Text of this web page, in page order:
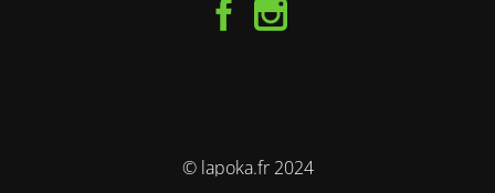
© lapoka.fr 2024